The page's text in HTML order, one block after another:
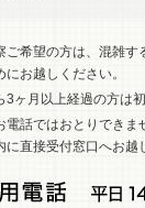
希望の方は、混雑す
お越しください。
ヶ月以上経過の方は初
話ではおとりできま
に直接受付窓口へお越